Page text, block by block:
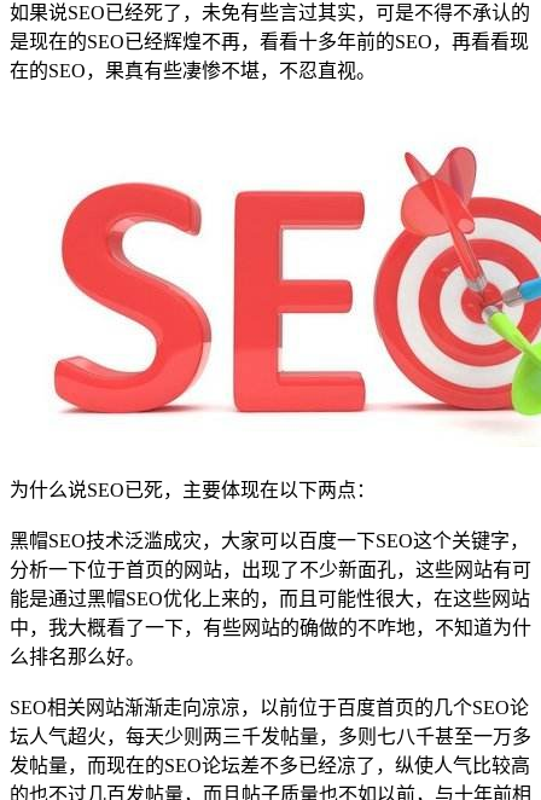
如果说SEO已经死了，未免有些言过其实，可是不得不承认的
是现在的SEO已经辉煌不再，看看十多年前的SEO，再看看现
在的SEO，果真有些凄惨不堪，不忍直视。
为什么说SEO已死，主要体现在以下两点：
黑帽SEO技术泛滥成灾，大家可以百度一下SEO这个关键字，
分析一下位于首页的网站，出现了不少新面孔，这些网站有可
能是通过黑帽SEO优化上来的，而且可能性很大，在这些网站
中，我大概看了一下，有些网站的确做的不咋地，不知道为什
么排名那么好。
SEO相关网站渐渐走向凉凉，以前位于百度首页的几个SEO论
坛人气超火，每天少则两三千发帖量，多则七八千甚至一万多
发帖量，而现在的SEO论坛差不多已经凉了，纵使人气比较高
的也不过几百发帖量，而且帖子质量也不如以前，与十年前相